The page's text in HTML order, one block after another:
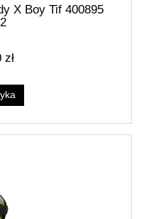
X Boy Tif 400895
zł